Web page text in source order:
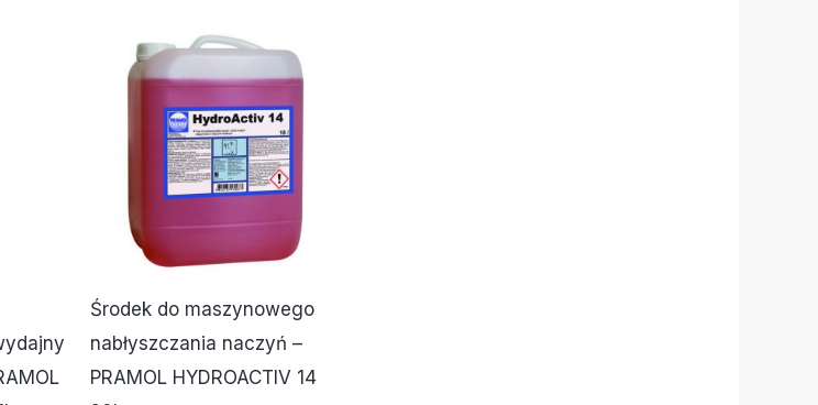
Środek do maszynowego
nabłyszczania naczyń –
PRAMOL HYDROACTIV 14